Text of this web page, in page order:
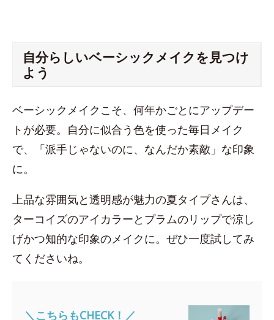
自分らしいベーシックメイクを見つけ
よう
ベーシックメイクこそ、何年かごとにアップデー
トが必要。自分に似合う色を使った毎日メイク
で、「派手じゃないのに、なんだか素敵」な印象
に。
上品な雰囲気と透明感が魅力の夏タイプさんは、
ターコイズのアイカラーとプラムのリップで涼し
げかつ知的な印象のメイクに。ぜひ一度試してみ
てくださいね。
＼こちらもCHECK！／